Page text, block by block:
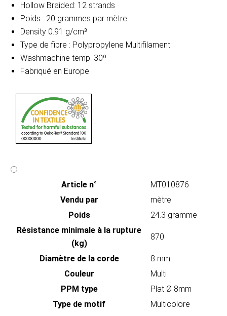
Hollow Braided: 12 strands
Poids : 20 grammes par mètre
Density 0.91 g/cm³
Type de fibre : Polypropylene Multifilament
Washmachine temp. 30º
Fabriqué en Europe
Article n°
MT010876
Vendu par
mètre
Poids
24.3 gramme
Résistance minimale à la rupture
(kg)
870
Diamètre de la corde
8 mm
Couleur
Multi
PPM type
Plat Ø 8mm
Type de motif
Multicolore